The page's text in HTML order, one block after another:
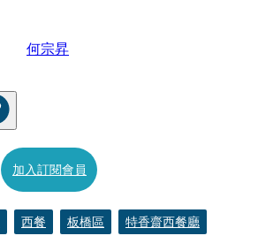
何宗昇
加入訂閱會員
西餐 板橋區 特香齋西餐廳